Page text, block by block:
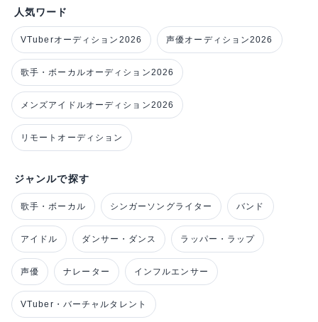
人気ワード
VTuberオーディション2026 声優オーディション2026
歌手・ボーカルオーディション2026
メンズアイドルオーディション2026
リモートオーディション
ジャンルで探す
歌手・ボーカル シンガーソングライター バンド
アイドル ダンサー・ダンス ラッパー・ラップ
声優 ナレーター インフルエンサー
VTuber・バーチャルタレント